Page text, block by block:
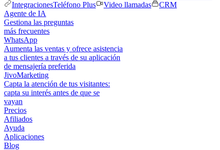
IntegracionesTeléfono Plus Video llamadas
CRM
Agente de IA
Gestiona las preguntas
más frecuentes
WhatsApp
Aumenta las ventas y ofrece asistencia
a tus clientes a través de su aplicación
de mensajería preferida
JivoMarketing
Capta la atención de tus visitantes:
capta su interés antes de que se
vayan
Precios
Afiliados
Ayuda
Aplicaciones
Blog